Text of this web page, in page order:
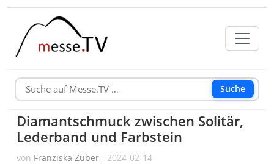
Suche
Diamantschmuck zwischen Solitär,
Lederband und Farbstein
von Franziska Zuber - 2024-02-14